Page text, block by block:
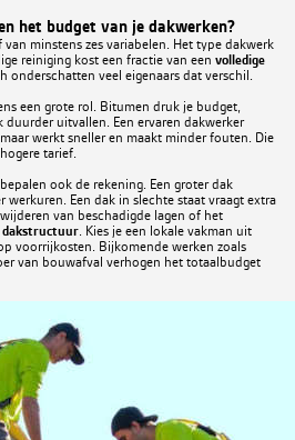
het budget van je dakwerken?
minstens zes variabelen. Het type dakwerk
reiniging kost een fractie van een volledige
onderschatten veel eigenaars dat verschil.
een grote rol. Bitumen druk je budget,
uitvallen. Een ervaren dakwerker
werkt sneller en maakt minder fouten. Die
tarief.
ook de rekening. Een groter dak
werkuren. Een dak in slechte staat vraagt extra
van beschadigde lagen of het
dakstructuur. Kies je een lokale vakman uit
voorrijkosten. Bijkomende werken zoals
van bouwafval verhogen het totaalbudget